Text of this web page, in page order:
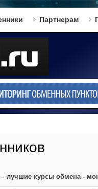
Партнерам
лучшие курсы обмена -